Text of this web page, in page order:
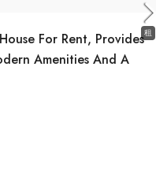
租
For Rent, Provides
Amenities And A